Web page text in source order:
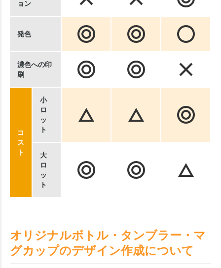
ョン
発色
濃色への印
刷
コ
ス
ト
小
ロ
ッ
ト
大
ロ
ッ
ト
オリジナルボトル・タンブラー・マ
グカップのデザイン作成について